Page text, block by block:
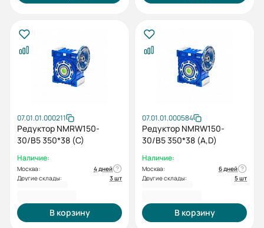
07.01.01.000211
Редуктор NMRW150-
30/B5 350*38 (C)
Наличие:
Москва:
4 дней
Другие склады:
3 шт
В корзину
07.01.01.000584
Редуктор NMRW150-
30/B5 350*38 (A,D)
Наличие:
Москва:
6 дней
Другие склады:
5 шт
В корзину